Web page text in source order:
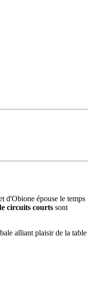
d'Obione épouse le temps
circuits courts sont
alliant plaisir de la table